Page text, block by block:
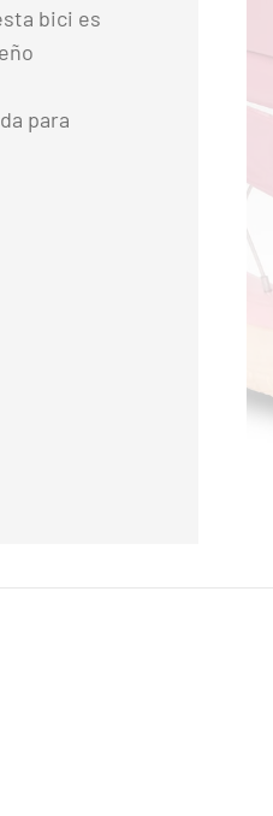
bici es
para